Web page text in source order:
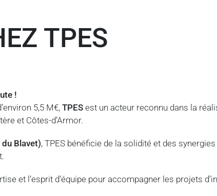
TPES
!
5,5 M€,TPES est un acteur reconnu dans la
et Côtes-d’Armor.
Blavet), TPES bénéficie de la solidité et des
et l’esprit d’équipe pour accompagner les projets